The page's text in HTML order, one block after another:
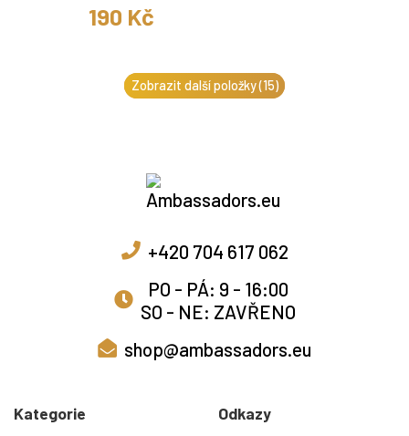
190 Kč
Zobrazit další položky (15)
+420 704 617 062
PO - PÁ: 9 - 16:00
SO - NE: ZAVŘENO
shop@ambassadors.eu
Kategorie Odkazy